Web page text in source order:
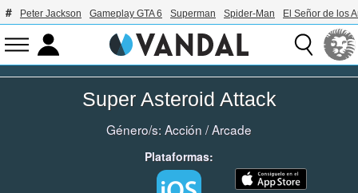
Peter Jackson Gameplay GTA 6 Superman Spider-Man El Señor de los
Super Asteroid Attack
Género/s: Acción /Arcade
Plataformas: